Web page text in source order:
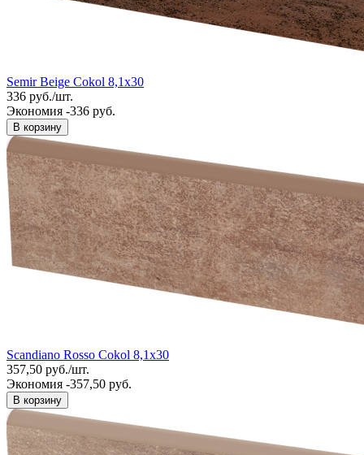
Semir Beige Cokol 8,1x30
336 руб./шт.
Экономия -336 руб.
В корзину
Scandiano Rosso Cokol 8,1x30
357,50 руб./шт.
Экономия -357,50 руб.
В корзину